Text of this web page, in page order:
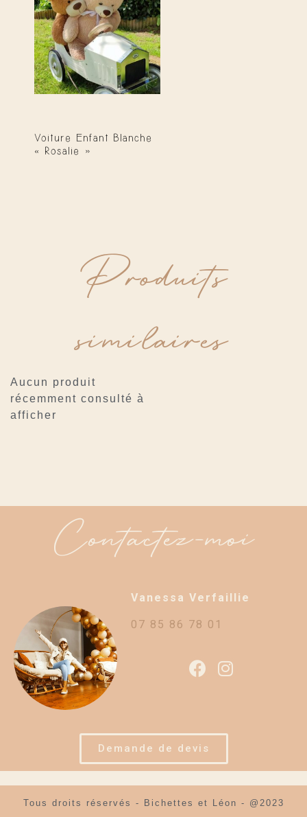
Voiture Enfant Blanche
« Rosalie »
Produits
similaires
Aucun produit
récemment consulté à
afficher
Contactez-moi
Vanessa Verfaillie
07 85 86 78 01
Demande de devis
Tous droits réservés - Bichettes et Léon - @2023